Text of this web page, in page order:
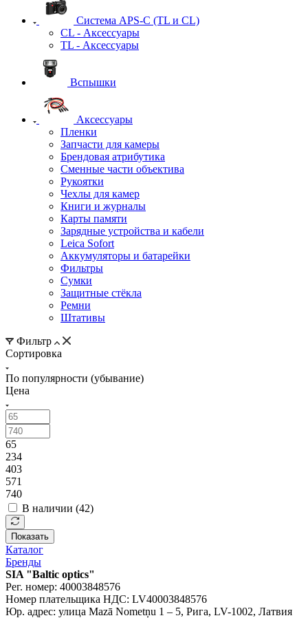
Система APS-C (TL и CL)
CL - Аксессуары
TL - Аксессуары
Вспышки
Аксессуары
Пленки
Запчасти для камеры
Брендовая атрибутика
Сменные части объектива
Рукоятки
Чехлы для камер
Книги и журналы
Карты памяти
Зарядные устройства и кабели
Leica Sofort
Аккумуляторы и батарейки
Фильтры
Сумки
Защитные стёкла
Ремни
Штативы
Фильтр
Сортировка
По популярности (убывание)
Цена
65
234
403
571
740
В наличии (42)
Показать
Каталог
Бренды
SIA "Baltic optics"
Рег. номер: 40003848576
Номер плательщика НДС: LV40003848576
Юр. адрес: улица Mazā Nometņu 1 – 5, Рига, LV-1002, Латвия